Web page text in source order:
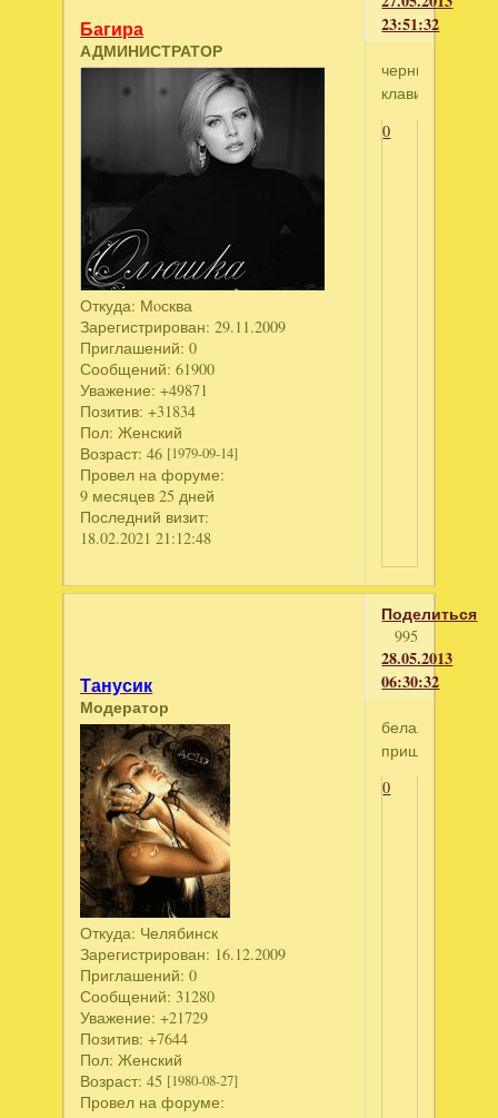
23:51:32
Багира
АДМИНИСТРАТОР
Откуда: Мoсква
Зарегистрирован: 29.11.2009
Приглашений: 0
Сообщений: 61900
Уважение: +49871
Позитив: +31834
Пол: Женский
Возраст: 46 [1979-09-14]
Провел на форуме:
9 месяцев 25 дней
Последний визит:
18.02.2021 21:12:48
черные
клавиши
0
Поделиться
995
28.05.2013
06:30:32
Танусик
Модератор
Откуда: Челябинск
Зарегистрирован: 16.12.2009
Приглашений: 0
Сообщений: 31280
Уважение: +21729
Позитив: +7644
Пол: Женский
Возраст: 45 [1980-08-27]
Провел на форуме:
белая
прищепка
0